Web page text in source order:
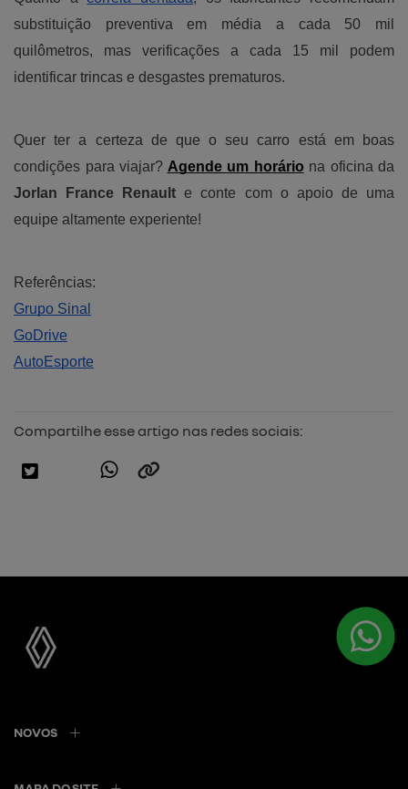
substituição preventiva em média a cada 50 mil
quilômetros, mas verificações a cada 15 mil podem
identificar trincas e desgastes prematuros.
Quer ter a certeza de que o seu carro está em boas
condições para viajar? Agende um horário na oficina da
Jorlan France Renault e conte com o apoio de uma
equipe altamente experiente!
Referências:
Grupo Sinal
GoDrive
AutoEsporte
Compartilhe esse artigo nas redes sociais:
NOVOS